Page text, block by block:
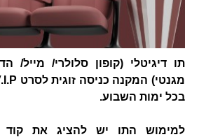
תו דיגיטלי (קופון סלולרי/ מייל/
בכל ימות השבוע.
למימוש התו יש להציג את קוד